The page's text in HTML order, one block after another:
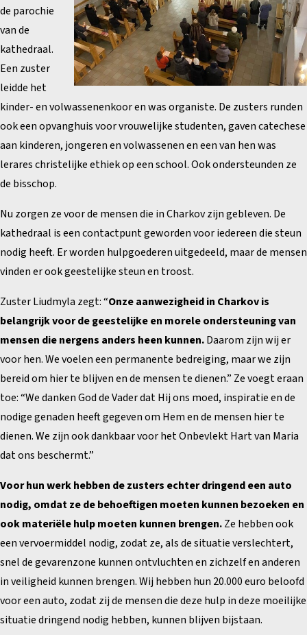
de parochie
van de
kathedraal.
Een zuster
leidde het
kinder- en volwassenenkoor en was organiste. De zusters runden
ook een opvanghuis voor vrouwelijke studenten, gaven catechese
aan kinderen, jongeren en volwassenen en een van hen was
lerares christelijke ethiek op een school. Ook ondersteunden ze
de bisschop.
Nu zorgen ze voor de mensen die in Charkov zijn gebleven. De
kathedraal is een contactpunt geworden voor iedereen die steun
nodig heeft. Er worden hulpgoederen uitgedeeld, maar de mensen
vinden er ook geestelijke steun en troost.
Zuster Liudmyla zegt: “Onze aanwezigheid in Charkov is
belangrijk voor de geestelijke en morele ondersteuning van
mensen die nergens anders heen kunnen.Daarom zijn wij er
voor hen. We voelen een permanente bedreiging, maar we zijn
bereid om hier te blijven en de mensen te dienen.” Ze voegt eraan
toe: “We danken God de Vader dat Hij ons moed, inspiratie en de
nodige genaden heeft gegeven om Hem en de mensen hier te
dienen. We zijn ook dankbaar voor het Onbevlekt Hart van Maria
dat ons beschermt.”
Voor hun werk hebben de zusters echter dringend een auto
nodig, omdat ze de behoeftigen moeten kunnen bezoeken en
ook materiële hulp moeten kunnen brengen.Ze hebben ook
een vervoermiddel nodig, zodat ze, als de situatie verslechtert,
snel de gevarenzone kunnen ontvluchten en zichzelf en anderen
in veiligheid kunnen brengen. Wij hebben hun 20.000 euro beloofd
voor een auto, zodat zij de mensen die deze hulp in deze moeilijke
situatie dringend nodig hebben, kunnen blijven bijstaan.